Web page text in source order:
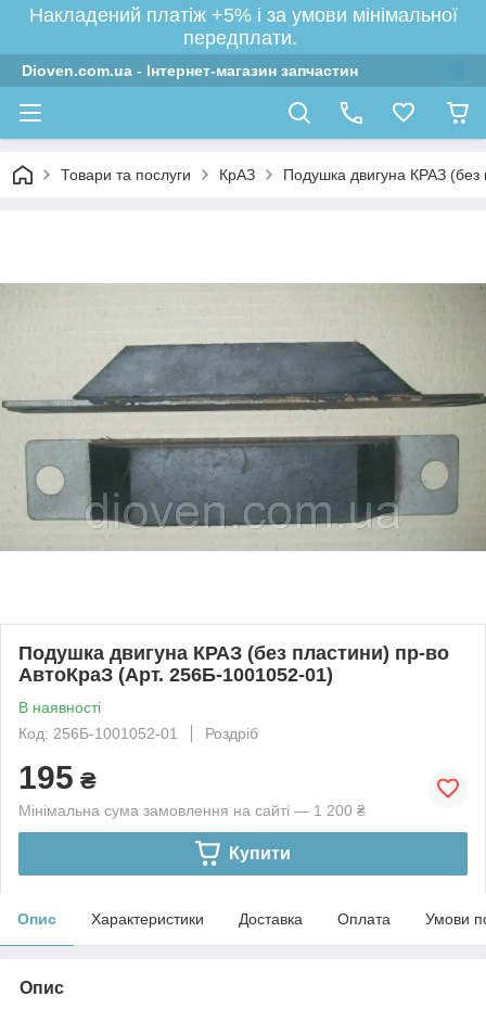
Накладений платіж +5% і за умови мінімальної
передплати.
Dioven.com.ua - Інтернет-магазин запчастин
Товари та послуги КрАЗ Подушка двигуна КРАЗ
Подушка двигуна КРАЗ (без пластини) пр-во
АвтоКраЗ (Арт. 256Б-1001052-01)
В наявності
Код: 256Б-1001052-01
Роздріб
195 ₴
Мінімальна сума замовлення на сайті — 1 200 ₴
Купити
Опис Характеристики Доставка Оплата Умови
Опис